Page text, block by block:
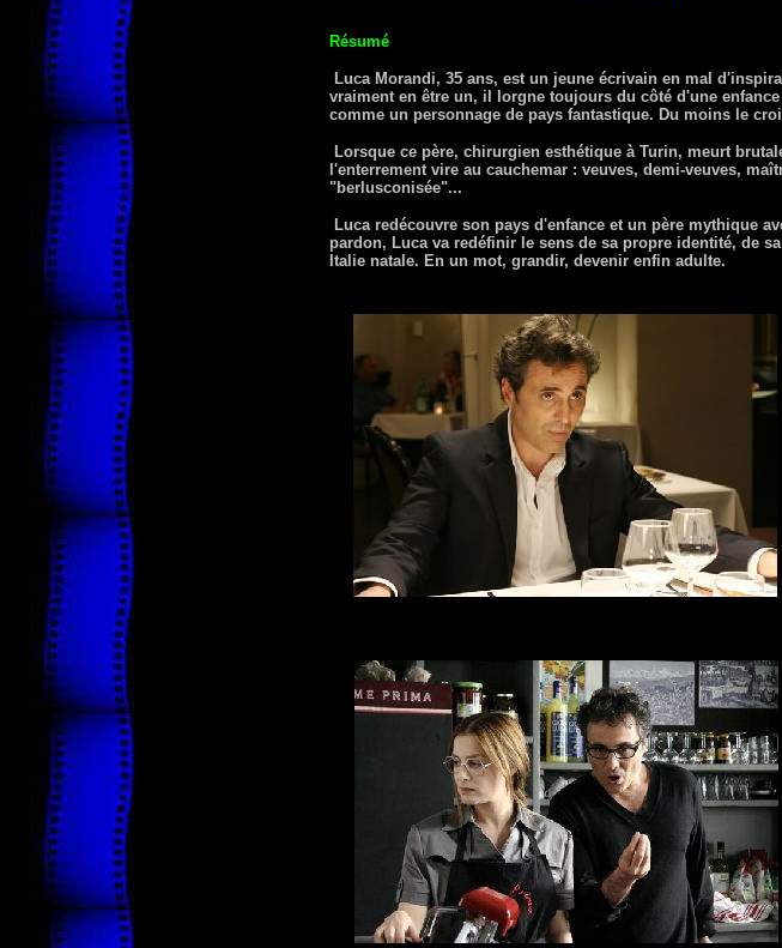
Résumé
Luca Morandi, 35 ans, est un jeune écrivain en mal
vraiment en être un, il lorgne toujours du côté d'une
comme un personnage de pays fantastique. Du moins le
Lorsque ce père, chirurgien esthétique à Turin, meurt
l'enterrement vire au cauchemar : veuves, demi-veuves,
"berlusconisée"...
Luca redécouvre son pays d'enfance et un père mythique
pardon, Luca va redéfinir le sens de sa propre identité, de
Italie natale. En un mot, grandir, devenir enfin adulte.